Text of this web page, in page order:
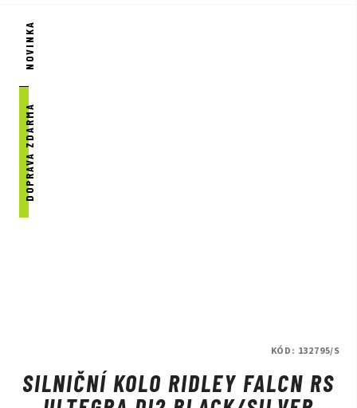
NOVINKA
DOPRAVA ZDARMA
SILNIČNÍ KOLO RIDLEY FALCN RS
KÓD: 132795/S